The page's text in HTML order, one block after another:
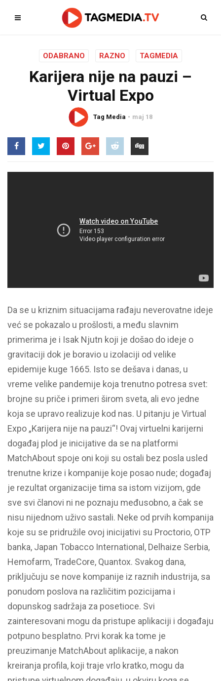
ODABRANO RAZNO TAGMEDIA
Karijera nije na pauzi –
Virtual Expo
Tag Media maj 18
Da se u kriznim situacijama rađaju neverovatne ideje
već se pokazalo u prošlosti, a među slavnim
primerima je i Isak Njutn koji je došao do ideje o
gravitaciji dok je boravio u izolaciji od velike
epidemije kuge 1665. Isto se dešava i danas, u
vreme velike pandemije koja trenutno potresa svet:
brojne su priče i primeri širom sveta, ali evo jedne
koja se upravo realizuje kod nas. U pitanju je Virtual
Expo „Karijera nije na pauzi“! Ovaj virtuelni karijerni
događaj plod je inicijative da se na platformi
MatchAbout spoje oni koji su ostali bez posla usled
trenutne krize i kompanije koje posao nude; događaj
je rezultat organizacije tima sa istom vizijom, gde
sve svi članovi ni ne poznaju međusobno, a čak se
nisu nijednom uživo sastali. Neke od prvih kompanija
koje su se pridružile ovoj inicijativi su Proctorio, OTP
banka, Japan Tobacco International, Delhaize Serbia,
Hemofarm, TradeCore, Quantox. Svakog dana,
priključuju se nove kompanije iz raznih industrija, sa
ponudom poslova na različitim pozicijama i
dopunskog sadržaja za posetioce. Svi
zainteresovani mogu da pristupe aplikaciji i događaju
potpuno besplatno. Prvi korak ka tome je
preuzimanje MatchAbout aplikacije, a nakon
kreiranja profila, koji traje vrlo kratko, mogu da